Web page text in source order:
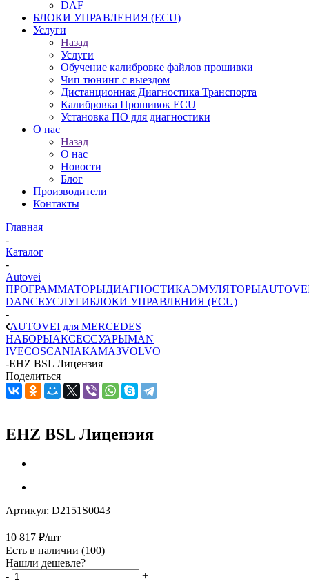
DAF
БЛОКИ УПРАВЛЕНИЯ (ECU)
Услуги
Назад
Услуги
Обучение калибровке файлов прошивки
Чип тюнинг с выездом
Дистанционная Диагностика Транспорта
Калибровка Прошивок ECU
Установка ПО для диагностики
О нас
Назад
О нас
Новости
Блог
Производители
Контакты
Главная
-
Каталог
-
Autovei
ПРОГРАММАТОРЫДИАГНОСТИКАЭМУЛЯТОРЫ
DANCEУСЛУГИБЛОКИ УПРАВЛЕНИЯ (ECU)
-
AUTOVEI для MERCEDES
НАБОРЫАКСЕССУАРЫMAN
IVECOSCANIAКАМАЗVOLVO
-EHZ BSL Лицензия
Поделиться
EHZ BSL Лицензия
Артикул: D2151S0043
10 817 ₽/шт
Есть в наличии (100)
Нашли дешевле?
-
+